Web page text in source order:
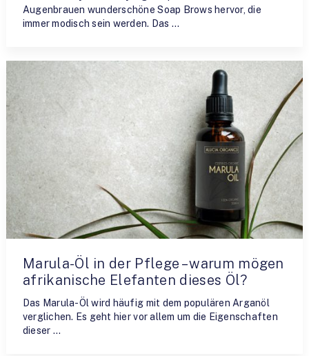
Augenbrauen wunderschöne Soap Brows hervor, die
immer modisch sein werden. Das …
Marula-Öl in der Pflege – warum mögen
afrikanische Elefanten dieses Öl?
Das Marula-Öl wird häufig mit dem populären Arganöl
verglichen. Es geht hier vor allem um die Eigenschaften
dieser …